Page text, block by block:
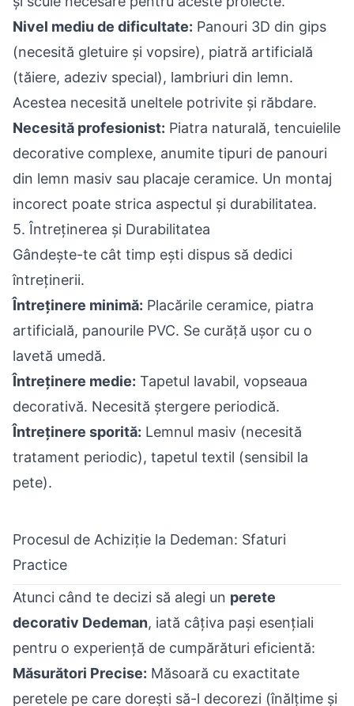
Nivel mediu de dificultate: Panouri 3D din gips
(necesită gletuire și vopsire), piatră artificială
(tăiere, adeziv special), lambriuri din lemn.
Acestea necesită uneltele potrivite și răbdare.
Necesită profesionist: Piatra naturală, tencuielile
decorative complexe, anumite tipuri de panouri
din lemn masiv sau placaje ceramice. Un montaj
incorect poate strica aspectul și durabilitatea.
5. Întreținerea și Durabilitatea
Gândește-te cât timp ești dispus să dedici
întreținerii.
Întreținere minimă: Placările ceramice, piatra
artificială, panourile PVC. Se curăță ușor cu o
lavetă umedă.
Întreținere medie: Tapetul lavabil, vopseaua
decorativă. Necesită ștergere periodică.
Întreținere sporită: Lemnul masiv (necesită
tratament periodic), tapetul textil (sensibil la
pete).
Procesul de Achiziție la Dedeman: Sfaturi
Practice
Atunci când te decizi să alegi un perete
decorativ Dedeman, iată câțiva pași esențiali
pentru o experiență de cumpărături eficientă:
Măsurători Precise: Măsoară cu exactitate
peretele pe care dorești să-l decorezi (înălțime și